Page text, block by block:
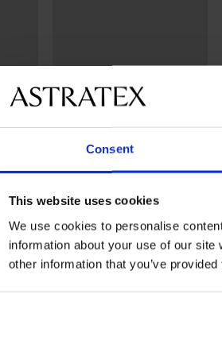
Consent
This website uses cookies
We use cookies to personalise
information about your use of our
other information that you’ve
5
5
Дамско долно потниче
Pieces Plain